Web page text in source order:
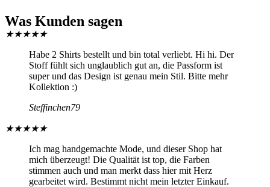
Was Kunden sagen
★★★★★
Habe 2 Shirts bestellt und bin total verliebt. Hi hi. Der
Stoff fühlt sich unglaublich gut an, die Passform ist
super und das Design ist genau mein Stil. Bitte mehr
Kollektion :)
Steffinchen79
★★★★★
Ich mag handgemachte Mode, und dieser Shop hat
mich überzeugt! Die Qualität ist top, die Farben
stimmen auch und man merkt dass hier mit Herz
gearbeitet wird. Bestimmt nicht mein letzter Einkauf.